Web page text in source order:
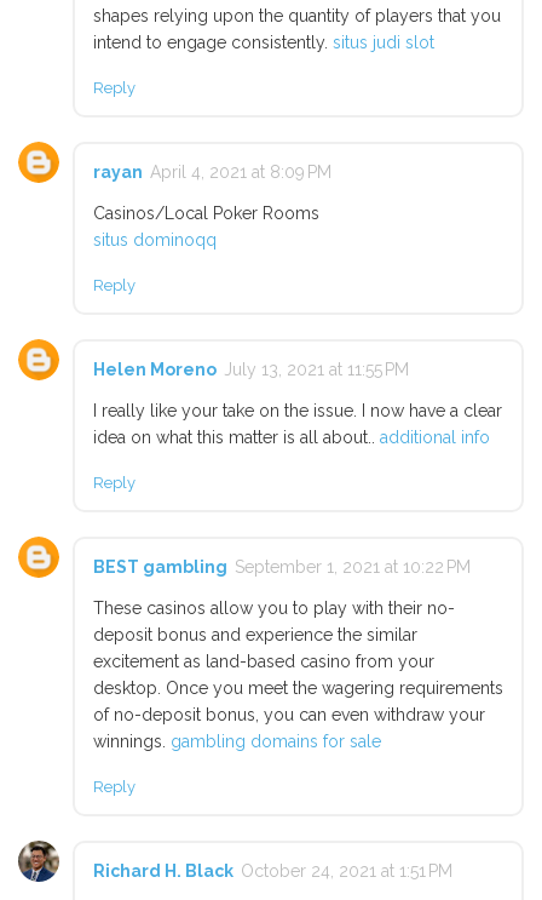
shapes relying upon the quantity of players that you
intend to engage consistently. situs judi slot
Reply
rayan April 4, 2021 at 8:09 PM
Casinos/Local Poker Rooms
situs dominoqq
Reply
Helen Moreno July 13, 2021 at 11:55 PM
I really like your take on the issue. I now have a clear
idea on what this matter is all about.. additional info
Reply
BEST gambling September 1, 2021 at 10:22 PM
These casinos allow you to play with their no-
deposit bonus and experience the similar
excitement as land-based casino from your
desktop. Once you meet the wagering requirements
of no-deposit bonus, you can even withdraw your
winnings. gambling domains for sale
Reply
Richard H. Black October 24, 2021 at 1:51 PM